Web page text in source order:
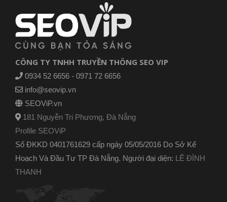
CÔNG TY TNHH TRUYỀN THÔNG SEO VIP
0934 52 6656 - 0971 72 6656
info@seovip.vn
SEOViP.vn
181 Nguyễn Tri Phương, Đà Nẵng
Profile SEOViP
Số ĐKKD 0401761629 cấp ngày 05/05/2016 Do Sở Kế
Hoạch Và Đầu Tư TP Đà Nẵng. Người đại diện: LÊ ĐÌNH
THANH